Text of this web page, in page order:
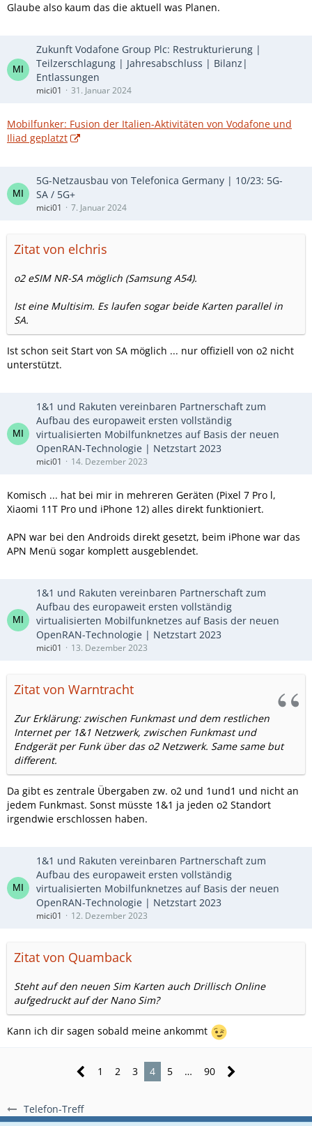
Telefon-Treff
Glaube also kaum das die aktuell was Planen.
Zukunft Vodafone Group Plc: Restrukturierung |
Teilzerschlagung | Jahresabschluss | Bilanz|
Entlassungen
mici01 31. Januar 2024
Mobilfunker: Fusion der Italien-Aktivitäten von Vodafone und
Iliad geplatzt
5G-Netzausbau von Telefonica Germany | 10/23: 5G-
SA / 5G+
mici01 7. Januar 2024
Zitat von elchris
o2 eSIM NR-SA möglich (Samsung A54).
Ist eine Multisim. Es laufen sogar beide Karten parallel in
SA.
Ist schon seit Start von SA möglich ... nur offiziell von o2 nicht
unterstützt.
1&1 und Rakuten vereinbaren Partnerschaft zum
Aufbau des europaweit ersten vollständig
virtualisierten Mobilfunknetzes auf Basis der neuen
OpenRAN-Technologie | Netzstart 2023
mici01 14. Dezember 2023
Komisch ... hat bei mir in mehreren Geräten (Pixel 7 Pro l,
Xiaomi 11T Pro und iPhone 12) alles direkt funktioniert.
APN war bei den Androids direkt gesetzt, beim iPhone war das
APN Menü sogar komplett ausgeblendet.
1&1 und Rakuten vereinbaren Partnerschaft zum
Aufbau des europaweit ersten vollständig
virtualisierten Mobilfunknetzes auf Basis der neuen
OpenRAN-Technologie | Netzstart 2023
mici01 13. Dezember 2023
Zitat von Warntracht
Zur Erklärung: zwischen Funkmast und dem restlichen
Internet per 1&1 Netzwerk, zwischen Funkmast und
Endgerät per Funk über das o2 Netzwerk. Same same but
different.
Da gibt es zentrale Übergaben zw. o2 und 1und1 und nicht an
jedem Funkmast. Sonst müsste 1&1 ja jeden o2 Standort
irgendwie erschlossen haben.
1&1 und Rakuten vereinbaren Partnerschaft zum
Aufbau des europaweit ersten vollständig
virtualisierten Mobilfunknetzes auf Basis der neuen
OpenRAN-Technologie | Netzstart 2023
mici01 12. Dezember 2023
Zitat von Quamback
Steht auf den neuen Sim Karten auch Drillisch Online
aufgedruckt auf der Nano Sim?
Kann ich dir sagen sobald meine ankommt
1 2 3 4 5 … 90